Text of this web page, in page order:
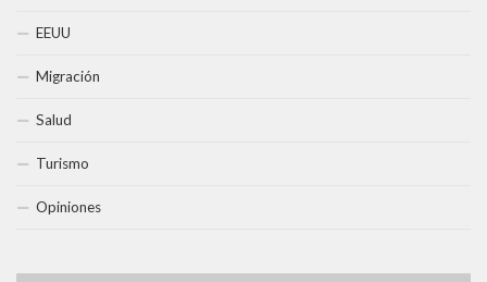
EEUU
Migración
Salud
Turismo
Opiniones